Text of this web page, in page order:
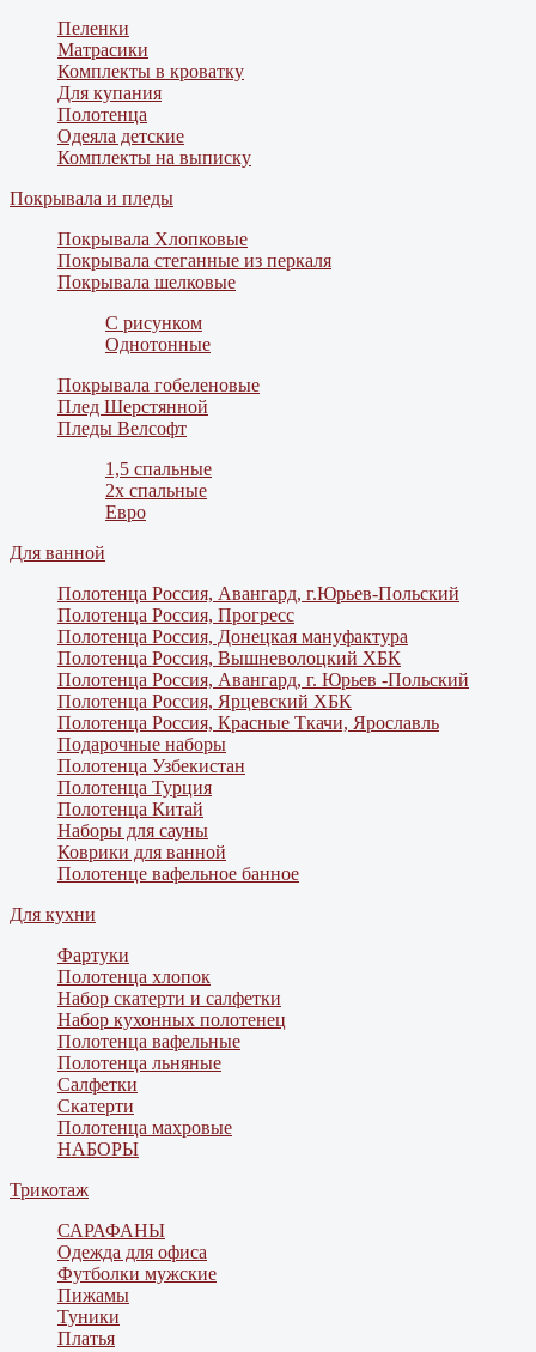
Пеленки
Матрасики
Комплекты в кроватку
Для купания
Полотенца
Одеяла детские
Комплекты на выписку
Покрывала и пледы
Покрывала Хлопковые
Покрывала стеганные из перкаля
Покрывала шелковые
С рисунком
Однотонные
Покрывала гобеленовые
Плед Шерстянной
Пледы Велсофт
1,5 спальные
2х спальные
Евро
Для ванной
Полотенца Россия, Авангард, г.Юрьев-Польский
Полотенца Россия, Прогресс
Полотенца Россия, Донецкая мануфактура
Полотенца Россия, Вышневолоцкий ХБК
Полотенца Россия, Авангард, г. Юрьев -Польский
Полотенца Россия, Ярцевский ХБК
Полотенца Россия, Красные Ткачи, Ярославль
Подарочные наборы
Полотенца Узбекистан
Полотенца Турция
Полотенца Китай
Наборы для сауны
Коврики для ванной
Полотенце вафельное банное
Для кухни
Фартуки
Полотенца хлопок
Набор скатерти и салфетки
Набор кухонных полотенец
Полотенца вафельные
Полотенца льняные
Салфетки
Скатерти
Полотенца махровые
НАБОРЫ
Трикотаж
САРАФАНЫ
Одежда для офиса
Футболки мужские
Пижамы
Туники
Платья